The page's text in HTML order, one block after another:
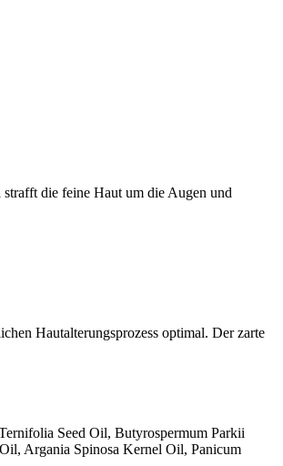
die feine Haut um die Augen und
Hautalterungsprozess optimal. Der zarte
Seed Oil, Butyrospermum Parkii
Argania Spinosa Kernel Oil, Panicum